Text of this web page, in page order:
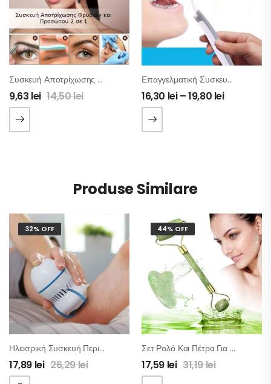
Συσκευή Αποτρίχωσης Φρυδιών Και Προσώπου 2 Σε 1
9,63 lei 14,50lei
Επαγγελματική Συσκευή Καθαρισμού Δοντιών
16,30 lei–19,80 lei
Produse Similare
32% OFF
Ηλεκτρική Συσκευή Περιποίησης Για Φτέρνες Και Πέλματα
17,89 lei 26,29lei
44% OFF
Σετ Ρολό Και Πέτρα Για Μασάζ Προσώπου Και Σώματος – Νεφρίτης
17,59 lei 31,19lei